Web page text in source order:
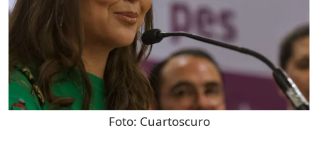
Foto: Cuartoscuro